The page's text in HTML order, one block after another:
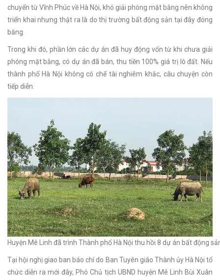
chuyển từ Vĩnh Phúc về Hà Nội, khó giải phóng mặt bằng nên không
triển khai nhưng thật ra là do thị trường bất động sản tại đây đóng
băng.
Trong khi đó, phần lớn các dự án đã huy động vốn từ khi chưa giải
phóng mặt bằng, có dự án đã bán, thu tiền 100% giá trị lô đất. Nếu
thành phố Hà Nội không có chế tài nghiêm khắc, câu chuyện còn
tiếp diễn.
Huyện Mê Linh đã trình Thành phố Hà Nội thu hồi 8 dự án bất động
Tại hội nghị giao ban báo chí do Ban Tuyên giáo Thành ủy Hà Nội tổ
chức diễn ra mới đây, Phó Chủ tịch UBND huyện Mê Linh Bùi Xuân